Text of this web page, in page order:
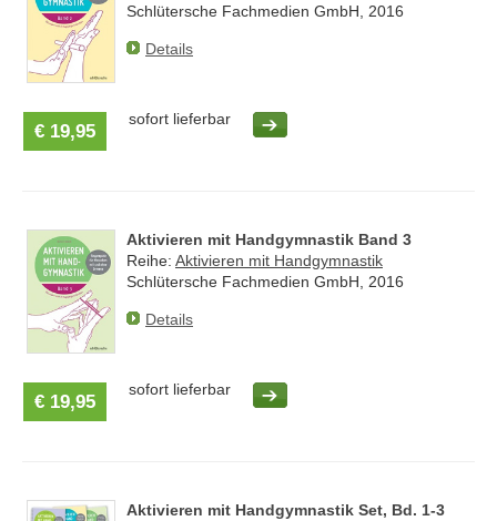
Schlütersche Fachmedien GmbH, 2016
Details
€ 19,95
sofort lieferbar
Aktivieren mit Handgymnastik Band 3
Reihe: Aktivieren mit Handgymnastik
Schlütersche Fachmedien GmbH, 2016
Details
€ 19,95
sofort lieferbar
Aktivieren mit Handgymnastik Set, Bd. 1-3